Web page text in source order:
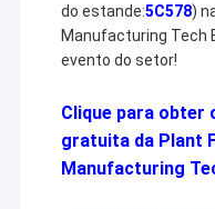
do estande:5C578)
Manufacturing Tech
evento do setor!
Clique para obter
gratuita da Plant
Manufacturing